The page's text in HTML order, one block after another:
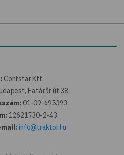
Contstar Kft.
Határőr út 38
01-09-695393
12621730-2-43
info@traktor.hu